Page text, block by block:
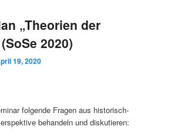
„Theorien der
2020)
19, 2020
folgende Fragen aus historisch-
behandeln und diskutieren: